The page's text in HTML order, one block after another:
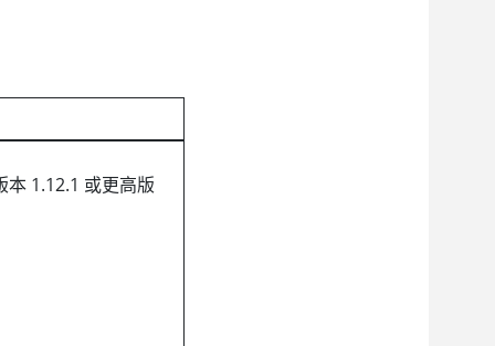
本 1.12.1 或更高版